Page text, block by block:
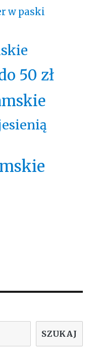
w paski
50 zł
SZUKAJ